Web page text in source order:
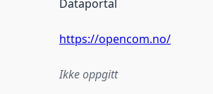
Dataportal
https://opencom.no/
Ikke oppgitt